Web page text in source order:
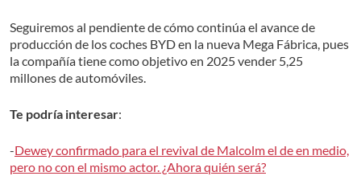
Seguiremos al pendiente de cómo continúa el avance de
producción de los coches BYD en la nueva Mega Fábrica, pues
la compañía tiene como objetivo en 2025 vender 5,25
millones de automóviles.
Te podría interesar:
-Dewey confirmado para el revival de Malcolm el de en medio,
pero no con el mismo actor. ¿Ahora quién será?